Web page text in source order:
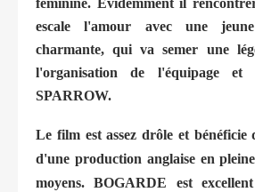
féminine. Evidemment il
escale l'amour avec une
charmante, qui va semer une
l'organisation de l'équipage
SPARROW.
Le film est assez drôle et bénéficie
d'une production anglaise en pleine
moyens. BOGARDE est